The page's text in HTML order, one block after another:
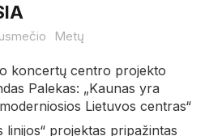
Metų
koncertų centro projekto
Palekas: „Kaunas yra
Lietuvos centras“
linijos“ projektas pripažintas